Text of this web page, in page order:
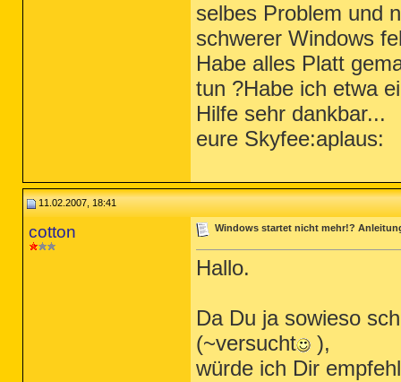
selbes Problem und
schwerer Windows
Habe alles Platt
tun ?Habe ich etwa
Hilfe sehr dankbar...
eure Skyfee:aplaus:
11.02.2007, 18:41
cotton Windows startet nicht mehr!?
Hallo.
Da Du ja sowieso
(~versucht
),
würde ich Dir